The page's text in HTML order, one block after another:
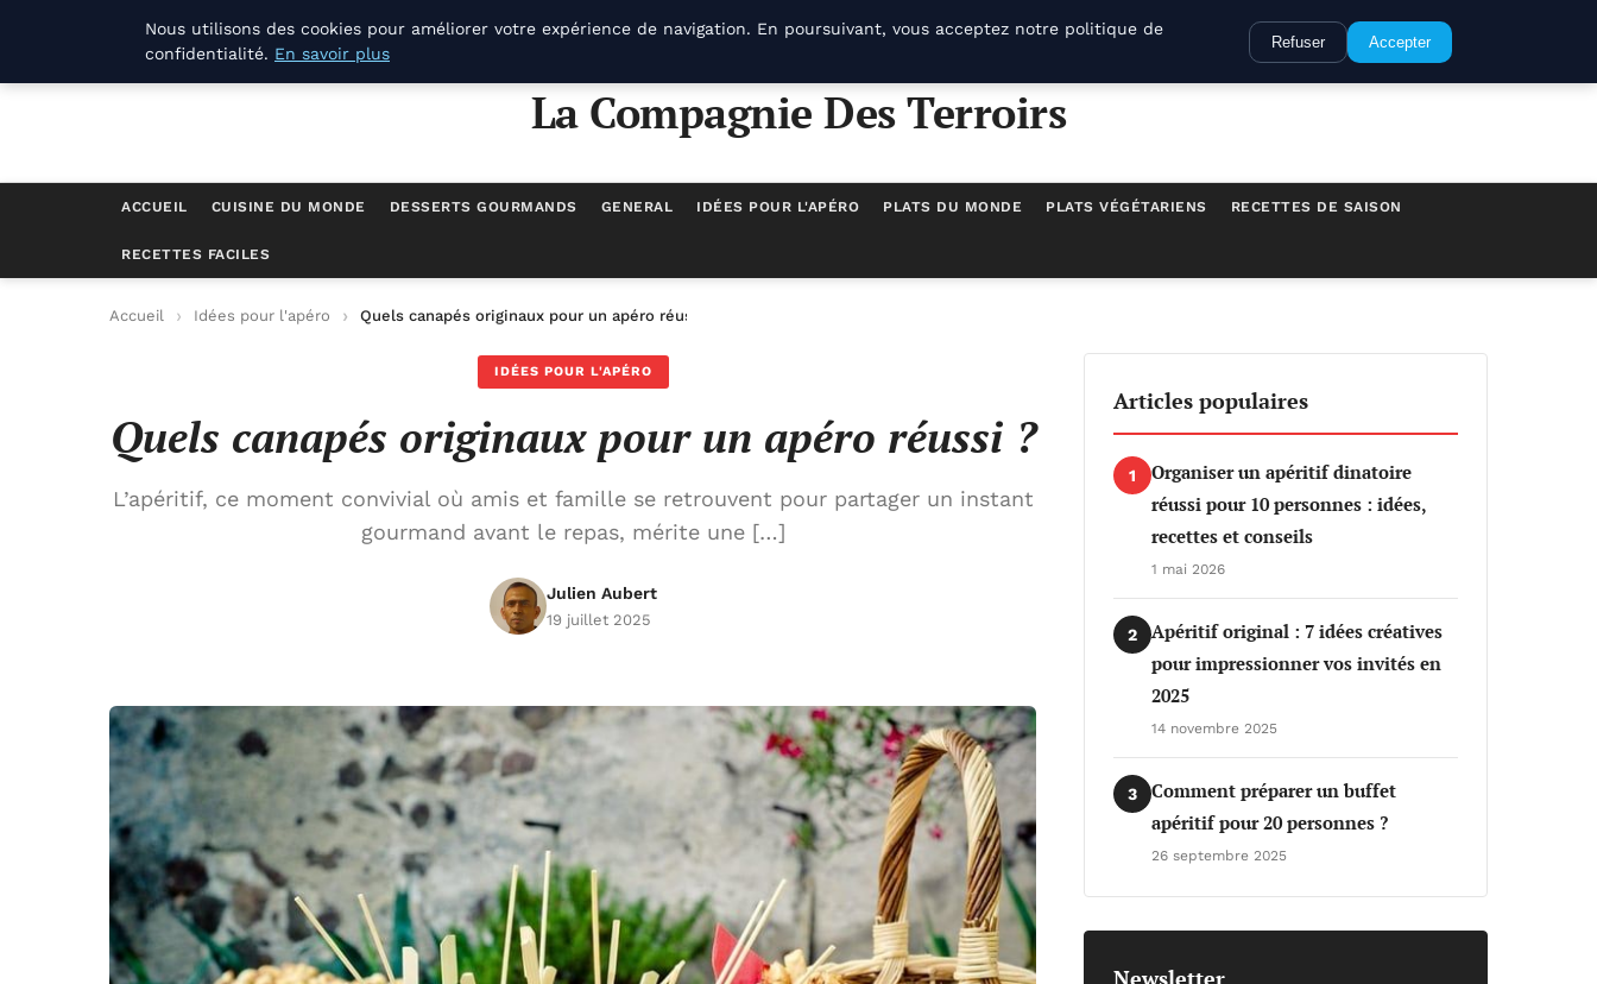
La Compagnie Des Terroirs
La Compagnie Des Terroirs
ACCUEIL CUISINE DU MONDE DESSERTS GOURMANDS GENERAL IDÉES POUR L'APÉRO PLATS DU MONDE PLATS VÉGÉTARIENS RECETTES DE SAISON
RECETTES FACILES
Accueil Idées pour l'apéro Quels canapés originaux pour un apéro réussi ?
IDÉES POUR L'APÉRO
Quels canapés originaux pour un apéro réussi ?
L’apéritif, ce moment convivial où amis et famille se retrouvent pour partager un instant
gourmand avant le repas, mérite une […]
Julien Aubert
19 juillet 2025
Articles populaires
1
Organiser un apéritif dinatoire
réussi pour 10 personnes : idées,
recettes et conseils
1 mai 2026
2
Apéritif original : 7 idées créatives
pour impressionner vos invités en
2025
14 novembre 2025
3
Comment préparer un buffet
apéritif pour 20 personnes ?
26 septembre 2025
Newsletter
Nous utilisons des cookies pour améliorer votre expérience de navigation. En poursuivant, vous acceptez notre politique de
confidentialité. En savoir plus
Refuser Accepter